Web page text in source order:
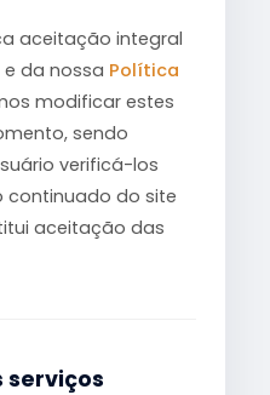
aceitação integral
e da nossa Política
modificar estes
sendo
verificá-los
continuado do site
aceitação das
serviços